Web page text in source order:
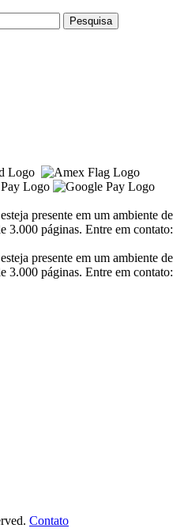
presente em um ambiente de
3.000 páginas. Entre em contato:
presente em um ambiente de
3.000 páginas. Entre em contato:
Contato